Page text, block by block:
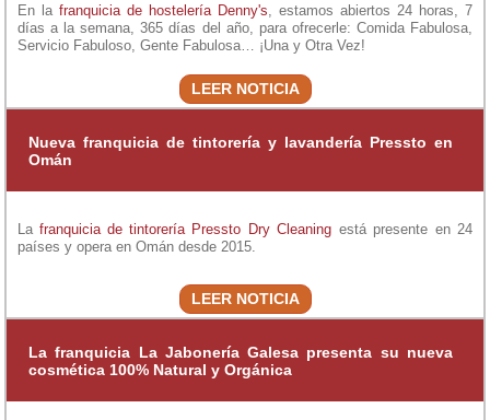
En la franquicia de hostelería Denny's , estamos abiertos 24 horas, 7
días a la semana, 365 días del año, para ofrecerle: Comida Fabulosa,
Servicio Fabuloso, Gente Fabulosa… ¡Una y Otra Vez!
LEER NOTICIA
Nueva franquicia de tintorería y lavandería Pressto en
Omán
La franquicia de tintorería Pressto Dry Cleaning está presente en 24
países y opera en Omán desde 2015.
LEER NOTICIA
La franquicia La Jabonería Galesa presenta su nueva
cosmética 100% Natural y Orgánica